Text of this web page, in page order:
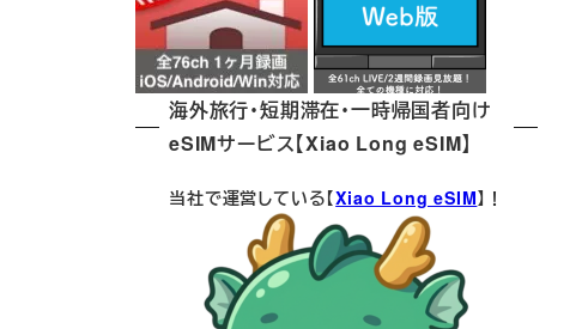
海外旅行・短期滞在・一時帰国者向け
eSIMサービス【Xiao Long eSIM】
当社で運営している【Xiao Long eSIM】！